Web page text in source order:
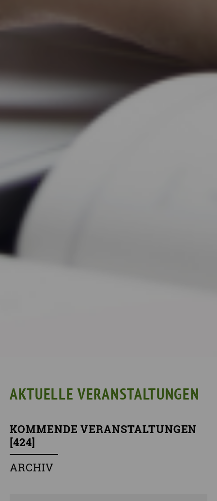
AKTUELLE VERANSTALTUNGEN
KOMMENDE VERANSTALTUNGEN
[424]
ARCHIV